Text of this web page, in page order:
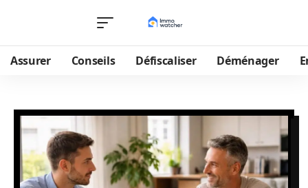
Assurer Conseils Défiscaliser Déménager